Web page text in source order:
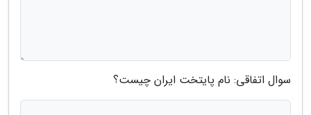
سوال اتفاقی: نام پایتخت ایران چیست؟